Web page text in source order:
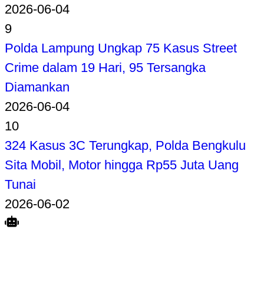
2026-06-04
9
Polda Lampung Ungkap 75 Kasus Street
Crime dalam 19 Hari, 95 Tersangka
Diamankan
2026-06-04
10
324 Kasus 3C Terungkap, Polda Bengkulu
Sita Mobil, Motor hingga Rp55 Juta Uang
Tunai
2026-06-02